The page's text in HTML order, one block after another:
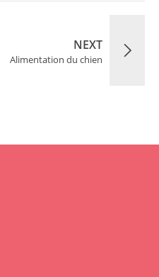
NEXT
Alimentation du chien